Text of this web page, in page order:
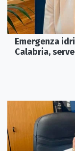
Emergenza
Calabria,